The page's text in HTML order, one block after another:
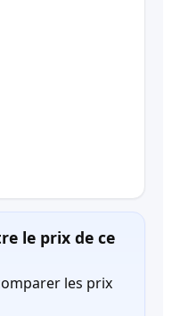
le prix de ce
les prix